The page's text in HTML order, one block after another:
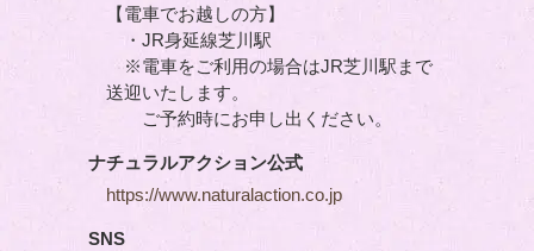
【電車でお越しの方】
・JR身延線芝川駅
※電車をご利用の場合はJR芝川駅まで
送迎いたします。
ご予約時にお申し出ください。
ナチュラルアクション公式
https://www.naturalaction.co.jp
SNS